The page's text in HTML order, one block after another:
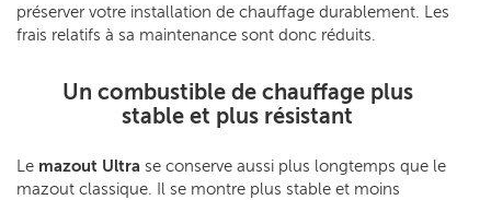
préserver votre installation de chauffage durablement. Les
frais relatifs à sa maintenance sont donc réduits.
Un combustible de chauffage plus
stable et plus résistant
Le mazout Ultra se conserve aussi plus longtemps que le
mazout classique. Il se montre plus stable et moins